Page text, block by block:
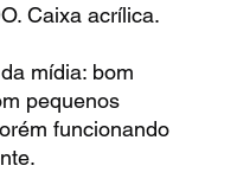
Caixa acrílica.
mídia: bom
pequenos
funcionando